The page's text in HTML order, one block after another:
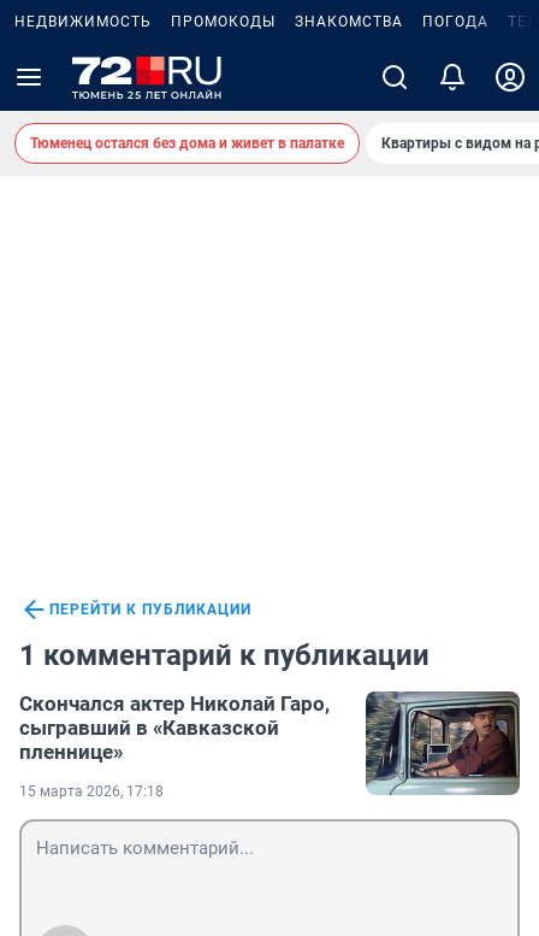
НЕДВИЖИМОСТЬ ПРОМОКОДЫ ЗНАКОМСТВА ПОГОДА
Тюменец остался без дома и живет в палатке Квартиры с видом на
ПЕРЕЙТИ К ПУБЛИКАЦИИ
1 комментарий к публикации
Скончался актер Николай Гаро,
сыгравший в «Кавказской
пленнице»
15 марта 2026, 17:18